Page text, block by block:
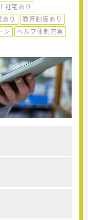
社宅あり
り
教育制度あり
ン
ヘルプ体制充実